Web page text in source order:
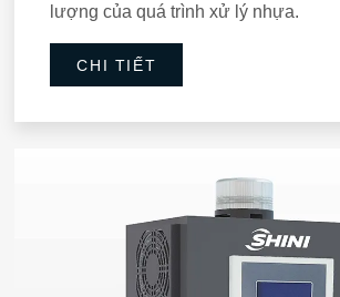
lượng của quá trình xử lý nhựa.
CHI TIẾT